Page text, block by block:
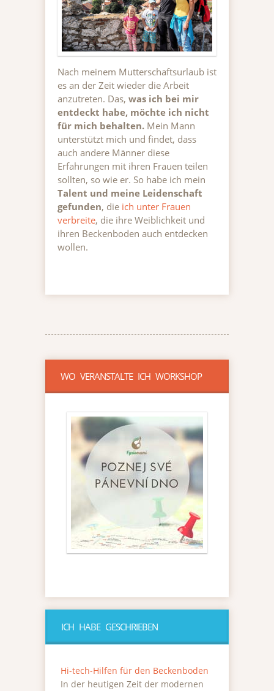
Nach meinem Mutterschaftsurlaub ist
es an der Zeit wieder die Arbeit
anzutreten. Das, was ich bei mir
entdeckt habe, möchte ich nicht
für mich behalten. Mein Mann
unterstützt mich und findet, dass
auch andere Männer diese
Erfahrungen mit ihren Frauen teilen
sollten, so wie er. So habe ich mein
Talent und meine Leidenschaft
gefunden, die ich unter Frauen
verbreite, die ihre Weiblichkeit und
ihren Beckenboden auch entdecken
wollen.
WO VERANSTALTE ICH WORKSHOP
ICH HABE GESCHRIEBEN
Hi-tech-Hilfen für den Beckenboden
In der heutigen Zeit der modernen